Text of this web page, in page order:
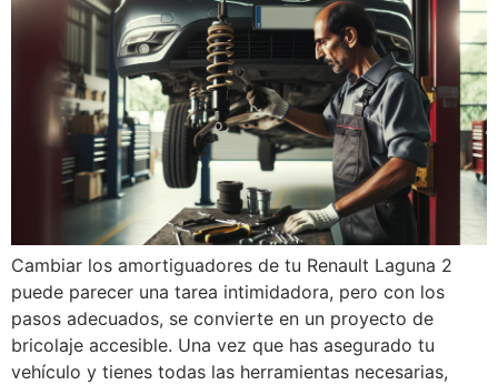
Cambiar los amortiguadores de tu Renault Laguna 2
puede parecer una tarea intimidadora, pero con los
pasos adecuados, se convierte en un proyecto de
bricolaje accesible. Una vez que has asegurado tu
vehículo y tienes todas las herramientas necesarias,